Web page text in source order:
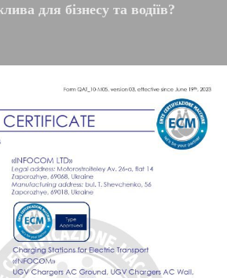
для бізнесу та водіїв?